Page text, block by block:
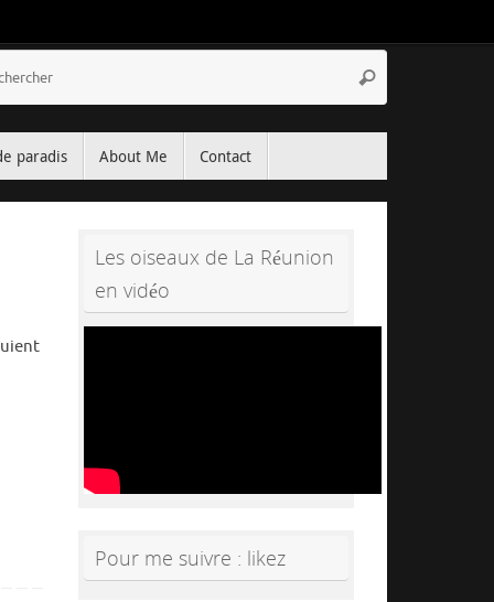
Rechercher
paradis About Me Contact
Les oiseaux de La Réunion
en vidéo
Pour me suivre : likez